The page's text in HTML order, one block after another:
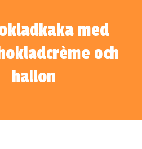
med
och
hallon